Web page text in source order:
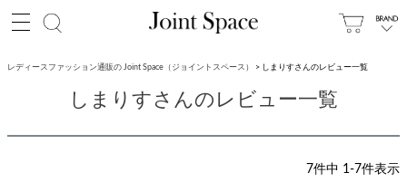
レディースファッション通販の Joint Space（ジョイントスペース） しまりすさんのレビュー一覧
しまりすさんのレビュー一覧
7件中 1-7件表示